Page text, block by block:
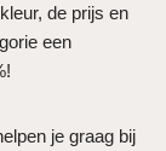
de prijs en
een
je graag bij